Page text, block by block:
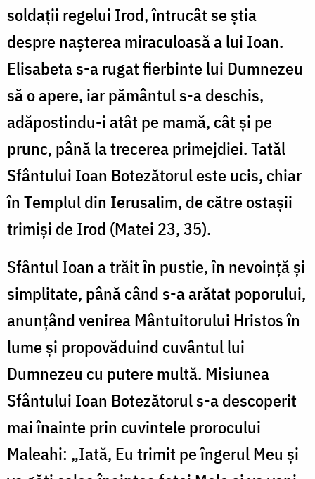
soldații regelui Irod, întrucât se știa
despre nașterea miraculoasă a lui Ioan.
Elisabeta s-a rugat fierbinte lui Dumnezeu
să o apere, iar pământul s-a deschis,
adăpostindu-i atât pe mamă, cât și pe
prunc, până la trecerea primejdiei. Tatăl
Sfântului Ioan Botezătorul este ucis, chiar
în Templul din Ierusalim, de către ostașii
trimiși de Irod (Matei 23, 35).
Sfântul Ioan a trăit în pustie, în nevoință și
simplitate, până când s-a arătat poporului,
anunțând venirea Mântuitorului Hristos în
lume și propovăduind cuvântul lui
Dumnezeu cu putere multă. Misiunea
Sfântului Ioan Botezătorul s-a descoperit
mai înainte prin cuvintele prorocului
Maleahi: „Iată, Eu trimit pe îngerul Meu şi